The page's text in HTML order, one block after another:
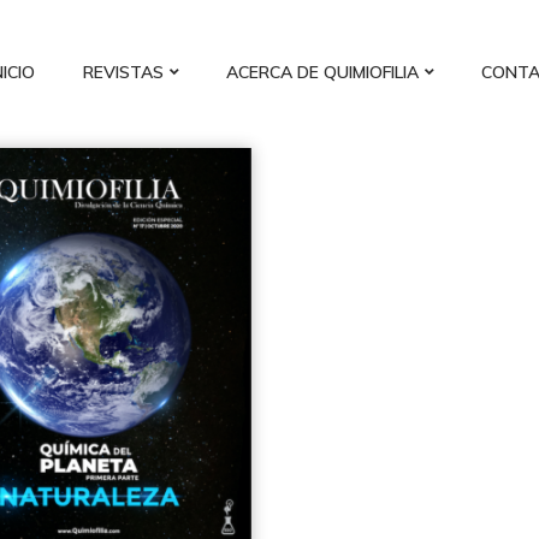
REVISTAS ACERCA DE QUIMIOFILIA